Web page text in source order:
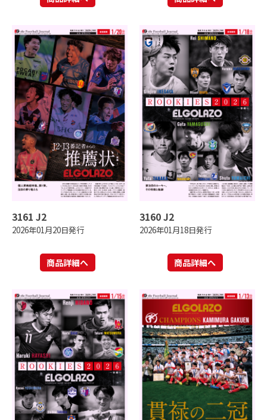
3161 J2
2026年01月20日発行
商品詳細へ
3160 J2
2026年01月18日発行
商品詳細へ